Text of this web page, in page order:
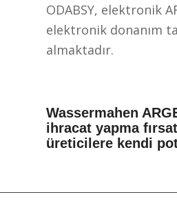
ODABSY, elektronik
elektronik donanım
almaktadır.
Wassermahen
ihracat yapma
üreticilere kendi